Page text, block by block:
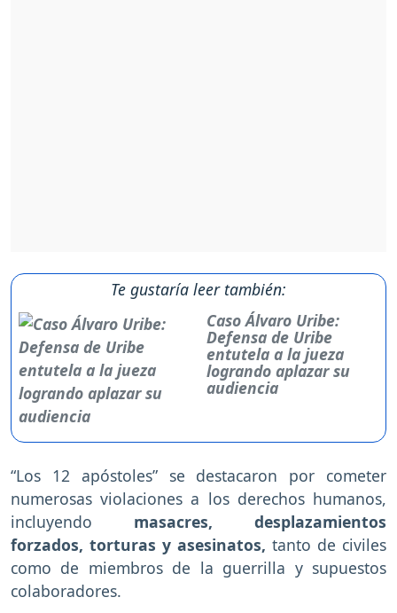
Te gustaría leer también:
Caso Álvaro Uribe:
Defensa de Uribe
entutela a la jueza
logrando aplazar su
audiencia
“Los 12 apóstoles” se destacaron por cometer
numerosas violaciones a los derechos humanos,
incluyendo masacres, desplazamientos
forzados, torturas y asesinatos, tanto de civiles
como de miembros de la guerrilla y supuestos
colaboradores.